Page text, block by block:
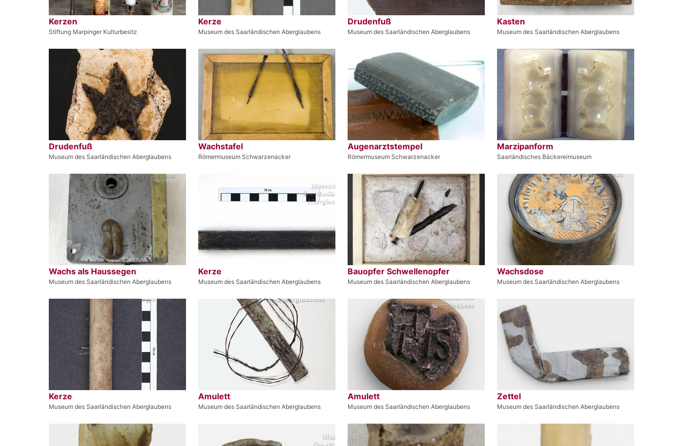
Kerzen
Stiftung Marpinger Kulturbesitz
Kerze
Museum des Saarländischen Aberglaubens
Drudenfuß
Museum des Saarländischen Aberglaubens
Kasten
Museum des Saarländischen Aberglaubens
Drudenfuß
Museum des Saarländischen Aberglaubens
Wachstafel
Römermuseum Schwarzenacker
Augenarztstempel
Römermuseum Schwarzenacker
Marzipanform
Saarländisches Bäckereimuseum
Wachs als Haussegen
Museum des Saarländischen Aberglaubens
Kerze
Museum des Saarländischen Aberglaubens
Bauopfer Schwellenopfer
Museum des Saarländischen Aberglaubens
Wachsdose
Museum des Saarländischen Aberglaubens
Kerze
Museum des Saarländischen Aberglaubens
Amulett
Museum des Saarländischen Aberglaubens
Amulett
Museum des Saarländischen Aberglaubens
Zettel
Museum des Saarländischen Aberglaubens